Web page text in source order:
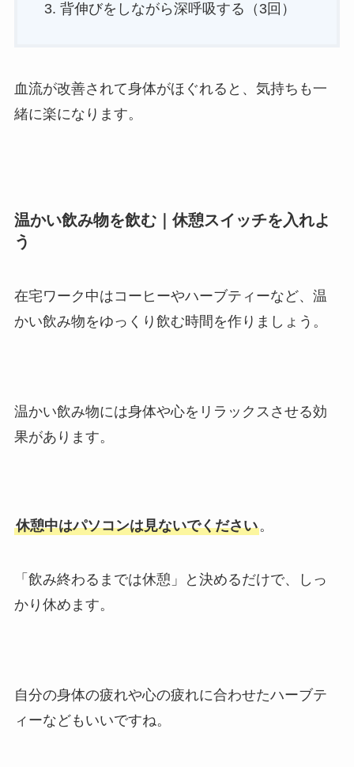
背伸びをしながら深呼吸する（3回）
血流が改善されて身体がほぐれると、気持ちも一
緒に楽になります。
温かい飲み物を飲む｜休憩スイッチを入れよ
う
在宅ワーク中はコーヒーやハーブティーなど、温
かい飲み物をゆっくり飲む時間を作りましょう。
温かい飲み物には身体や心をリラックスさせる効
果があります。
休憩中はパソコンは見ないでください。
「飲み終わるまでは休憩」と決めるだけで、しっ
かり休めます。
自分の身体の疲れや心の疲れに合わせたハーブテ
ィーなどもいいですね。